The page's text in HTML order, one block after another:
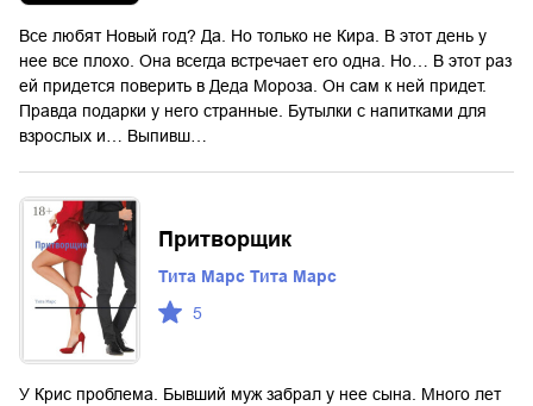
Все любят Новый год? Да. Но только не Кира. В этот день у
нее все плохо. Она всегда встречает его одна. Но… В этот раз
ей придется поверить в Деда Мороза. Он сам к ней придет.
Правда подарки у него странные. Бутылки с напитками для
взрослых и… Выпивш…
Притворщик
Тита Марс Тита Марс
5
У Крис проблема. Бывший муж забрал у нее сына. Много лет